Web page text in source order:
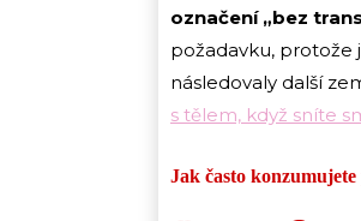
označení „bez
požadavku, protože
následovaly další
s tělem, když sníte
Jak často